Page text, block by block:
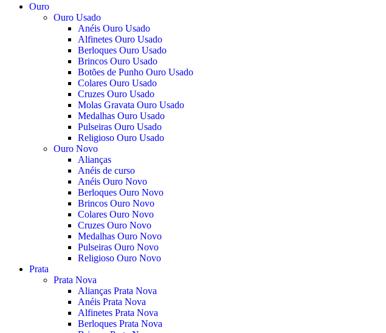
Ouro
Ouro Usado
Anéis Ouro Usado
Alfinetes Ouro Usado
Berloques Ouro Usado
Brincos Ouro Usado
Botões de Punho Ouro Usado
Colares Ouro Usado
Cruzes Ouro Usado
Molas Gravata Ouro Usado
Medalhas Ouro Usado
Pulseiras Ouro Usado
Religioso Ouro Usado
Ouro Novo
Alianças
Anéis de curso
Anéis Ouro Novo
Berloques Ouro Novo
Brincos Ouro Novo
Colares Ouro Novo
Cruzes Ouro Novo
Medalhas Ouro Novo
Pulseiras Ouro Novo
Religioso Ouro Novo
Prata
Prata Nova
Alianças Prata Nova
Anéis Prata Nova
Alfinetes Prata Nova
Berloques Prata Nova